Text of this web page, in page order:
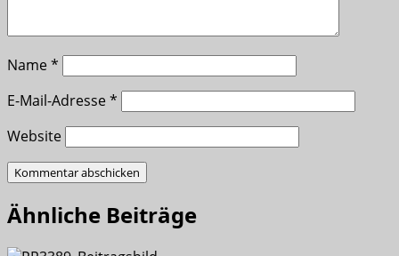
Name*
E-Mail-Adresse*
Website
Ähnliche Beiträge